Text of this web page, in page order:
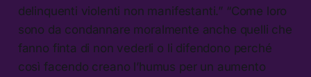
delinquenti violenti non manifestanti.” “Come loro
sono da condannare moralmente anche quelli che
fanno finta di non vederli o li difendono perché
così facendo creano l’humus per un aumento